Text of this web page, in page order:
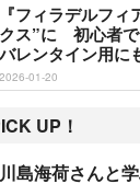
『フィラデルフ
クス”に 初心者で
バレンタイン用に
2026-01-20
UP！
川島海荷さんと